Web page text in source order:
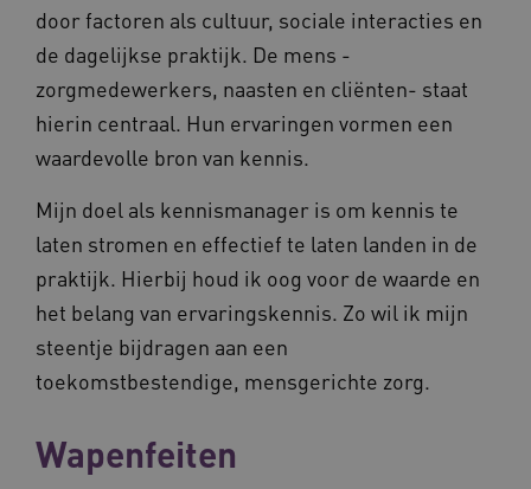
door factoren als cultuur, sociale interacties en
de dagelijkse praktijk. De mens -
zorgmedewerkers, naasten en cliënten- staat
hierin centraal. Hun ervaringen vormen een
waardevolle bron van kennis.
Mijn doel als kennismanager is om kennis te
laten stromen en effectief te laten landen in de
praktijk. Hierbij houd ik oog voor de waarde en
het belang van ervaringskennis. Zo wil ik mijn
steentje bijdragen aan een
toekomstbestendige, mensgerichte zorg.
Wapenfeiten